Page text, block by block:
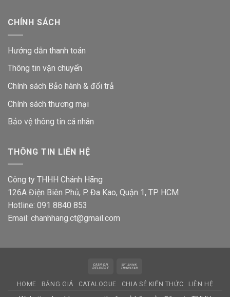
CHÍNH SÁCH
Hướng dẫn thanh toán
Thông tin vận chuyển
Chính sách Bảo hành & đổi trả
Chính sách thương mại
Bảo vệ thông tin cá nhân
THÔNG TIN LIÊN HỆ
Công ty THHH Chánh Hãng
126A Điện Biên Phủ, P. Đa Kao, Quận 1, TP. HCM
Hotline: 091 8840 853
Email: chanhhang.ct@gmail.com
Cash
Delivery
HOME BẢNG GIÁ CATALOGUE CHIA SẺ KIẾN THỨC LIÊN HỆ